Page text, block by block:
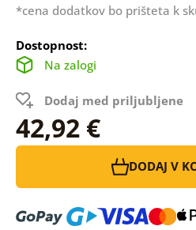
*cena dodatkov bo prišteta k
Dostopnost:
Na zalogi
Dodaj med priljubljene
42,92 €
DODAJ V